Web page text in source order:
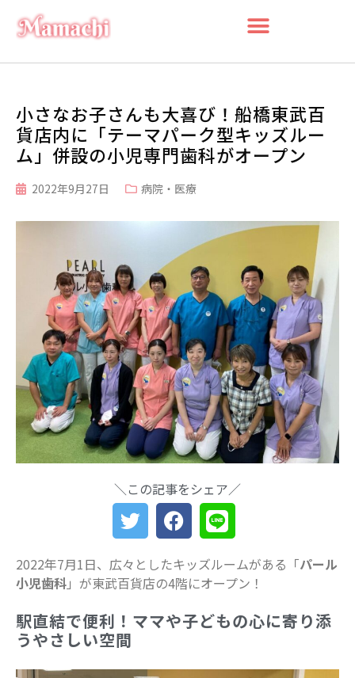
検索
検
索
最近の投稿
船橋・前原に一時預かり保育施設
「prayers（プレイヤーズ）」オープ
ン♪ママ・パパの心にゆとりを届ける
新スポット
ららぽーとTOKYO-BAY 北館リニュー
アル ますます子連れにやさしい場所
災害時に“わが子を守る準備”を。海神
町南のLintos café×glico赤ちゃん向け
防災セミナー開催
で優勝を果たしたママリフター きっ
かけは産後ダイエット
てと仕事の両立」の実現を目指す米粉
小さなお子さんも大喜び！船橋東武百
貨店内に「テーマパーク型キッズルー
ム」併設の小児専門歯科がオープン
2022年9月27日 病院・医療
＼この記事をシェア／
2022年7月1日、広々としたキッズルームがある「パール
小児歯科」が東武百貨店の4階にオープン！
駅直結で便利！ママや子どもの心に寄り添
うやさしい空間